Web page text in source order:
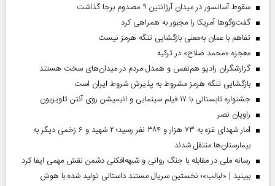
سقوط آسانسور در میدان آرژانتین ۹ مصدوم برجا گذاشت
گفت‌وگوها آمریکا را مجبور به همراهی کرد
تفاهم با عمان به‌معنی بازگشایی تنگه هرمز نیست
معجزه «محمد صلاح» در ترکیه
گزارشگران رادیو هم‌نفس و همدل مردم در میدان‌های سخت هستند
بازگشایی تنگه هرمز مشروط به پذیرش شروط ایران است
جشنواره تابستانی با ۱۷ فیلم سینمایی و انیمیشن روی آنتن تلویزیون
راویان نصر
آمار شهدای غزه به ۷۳ هزار و ۳۸۴ نفر رسید؛ ۲ شهید و ۶ زخمی دیگر به
بیمارستان‌ها منتقل شدند
رسانه ملی در مقابله با جنگ روانی و شبهه‌افکنی دشمن نقش مهمی ایفا کرد
ببینید | «لبالب»؛ نخستین سریال مستند داستانی تولید شده با هوش